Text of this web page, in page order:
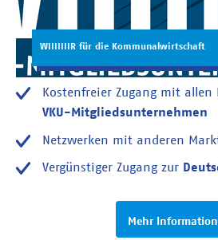
WIIIIIIIR für die Kommunalwirtschaft
Kostenfreier Zugang mit allen
VKU-Mitgliedsunternehmen
Netzwerken mit anderen
Vergünstiger Zugang zur
Mehr